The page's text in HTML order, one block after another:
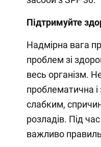
Підтримуйте
Надмірна вага
проблем зі
весь організм.
проблематична
слабким,
розладів. Під
важливо